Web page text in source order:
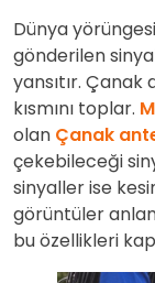
Dünya
gönderilen
yansıtır.
kısmını toplar.
olan Çanak
çekebileceği
sinyaller ise
görüntüler
bu özellikleri